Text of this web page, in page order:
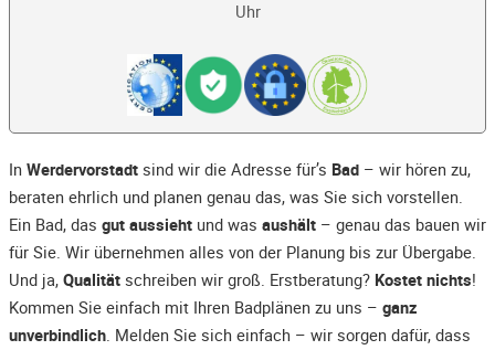
Uhr
In Werdervorstadt sind wir die Adresse für’s Bad – wir hören zu,
beraten ehrlich und planen genau das, was Sie sich vorstellen.
Ein Bad, das gut aussieht und was aushält – genau das bauen wir
für Sie. Wir übernehmen alles von der Planung bis zur Übergabe.
Und ja, Qualität schreiben wir groß. Erstberatung? Kostet nichts!
Kommen Sie einfach mit Ihren Badplänen zu uns – ganz
unverbindlich. Melden Sie sich einfach – wir sorgen dafür, dass